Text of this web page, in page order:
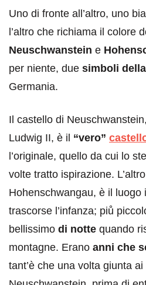
Uno di fronte all’altro, uno
l’altro che richiama il colore
Neuschwanstein e
per niente, due simboli
Germania.
Il castello di
Ludwig II, è il “vero”
l’originale, quello da cui lo
volte tratto ispirazione.
Hohenschwangau, è il luogo
trascorse l’infanza; piů
bellissimo di notte quando
montagne. Erano anni che
tant’è che una volta giunta